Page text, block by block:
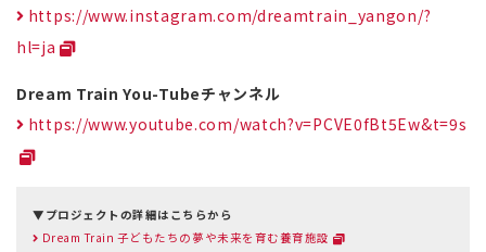
https://www.instagram.com/dreamtrain_yangon/?
hl=ja
Dream Train You-Tubeチャンネル
https://www.youtube.com/watch?v=PCVE0fBt5Ew&t=9s
▼プロジェクトの詳細はこちらから
Dream Train 子どもたちの夢や未来を育む養育施設